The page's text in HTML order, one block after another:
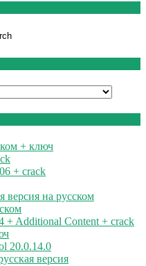
+ ключ
+ crack
версия на русском
+ Additional Content + crack
20.0.14.0
версия